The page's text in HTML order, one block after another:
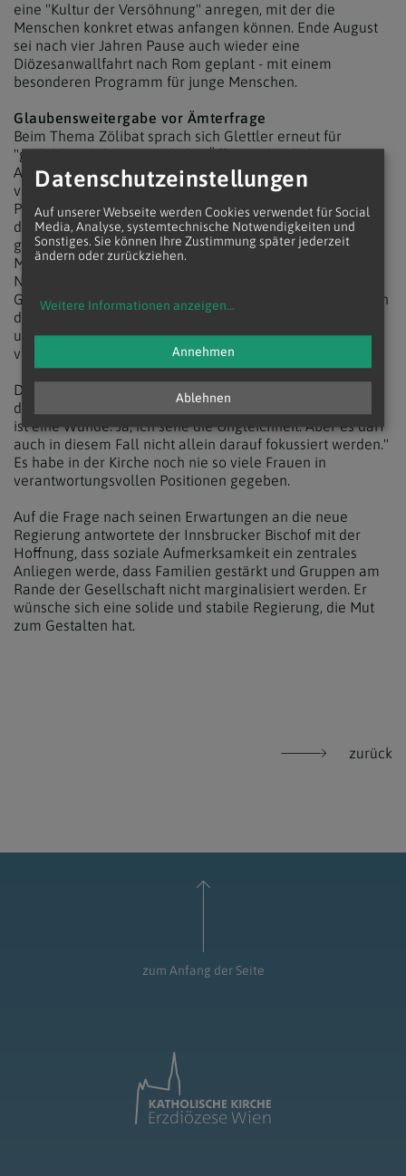
eine "Kultur der Versöhnung" anregen, mit der die
Menschen konkret etwas anfangen können. Ende August
sei nach vier Jahren Pause auch wieder eine
Diözesanwallfahrt nach Rom geplant - mit einem
besonderen Programm für junge Menschen.
Glaubensweitergabe vor Ämterfrage
Beim Thema Zölibat sprach sich Glettler erneut für
"geduldige Schritte" nach der Öffnung durch die
Amazonien-Synode aus. Man dürfe sich durch die Weihe
verheirateter Männer freilich nicht die Lösung aller
Probleme erwarten: "Ich kenne viele Pfarren in Tirol, in
denen ein Priester da ist und auf schöne Weise Messe
gefeiert wird. Trotzdem sind wenige Leute in der Kirche.
Mehr Priester allein werden die Kirchen nicht füllen."
Nicht der Umgang mit dem Zölibat ist nach den Worten
Glettlers die größte Herausforderung der Kirche, "sondern
die Aufgabe, den Glauben in den Menschen zu wecken
und das Evangelium in verständlicher Weise zu
vermitteln".
Das Nein zum Priesteramt für Frauen werde "immer
deutlicher als Ungerechtigkeit gesehen", so Glettler. "Das
ist eine Wunde. Ja, ich sehe die Ungleichheit. Aber es darf
auch in diesem Fall nicht allein darauf fokussiert werden."
Es habe in der Kirche noch nie so viele Frauen in
verantwortungsvollen Positionen gegeben.
Auf die Frage nach seinen Erwartungen an die neue
Regierung antwortete der Innsbrucker Bischof mit der
Hoffnung, dass soziale Aufmerksamkeit ein zentrales
Anliegen werde, dass Familien gestärkt und Gruppen am
Rande der Gesellschaft nicht marginalisiert werden. Er
wünsche sich eine solide und stabile Regierung, die Mut
zum Gestalten hat.
zurück
zum Anfang der Seite
Datenschutzeinstellungen
Auf unserer Webseite werden Cookies verwendet für Social
Media, Analyse, systemtechnische Notwendigkeiten und
Sonstiges. Sie können Ihre Zustimmung später jederzeit
ändern oder zurückziehen.
Weitere Informationen anzeigen...
Ablehnen
Annehmen